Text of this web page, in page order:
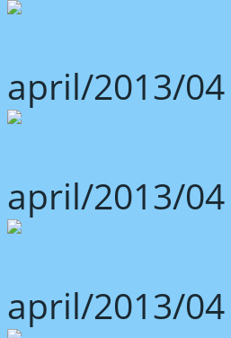
april/2013/
april/2013/
april/2013/